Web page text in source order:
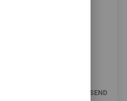
PLAKPLINT (BIJPASSEND